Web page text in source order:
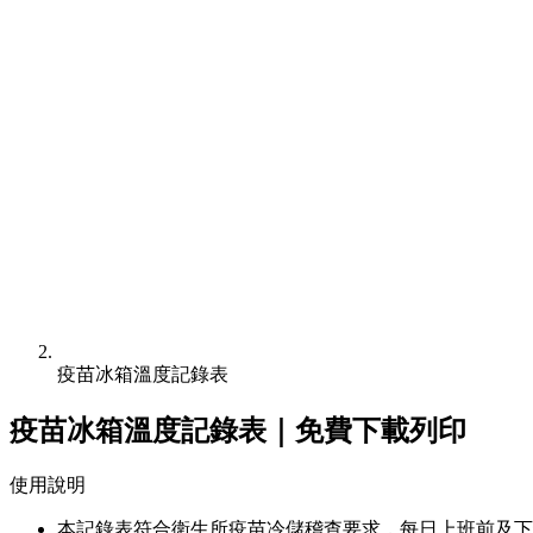
疫苗冰箱溫度記錄表
疫苗冰箱溫度記錄表｜免費下載列印
使用說明
本記錄表符合衛生所疫苗冷儲稽查要求，每日上班前及